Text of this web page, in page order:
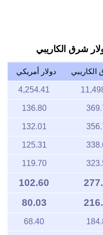
شرق الكاريبي
الكاريبي دولار أمريكي
4,254.41
136.80
132.01
125.31
119.70
102.60
80.03
68.40